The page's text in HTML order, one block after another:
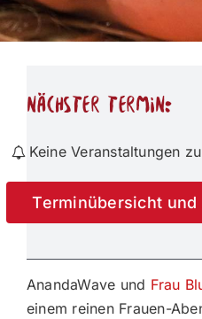
nächster Termin:
Keine Veranstaltungen
Terminübersicht und
AnandaWave und Frau
einem reinen Frauen-